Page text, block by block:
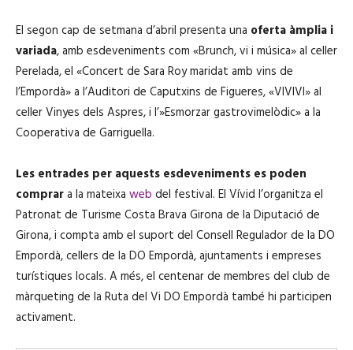
El segon cap de setmana d’abril presenta una oferta àmplia i
variada, amb esdeveniments com «Brunch, vi i música» al celler
Perelada, el «Concert de Sara Roy maridat amb vins de
l’Empordà» a l’Auditori de Caputxins de Figueres, «VIVIVI» al
celler Vinyes dels Aspres, i l’»Esmorzar gastrovimelòdic» a la
Cooperativa de Garriguella.
Les entrades per aquests esdeveniments es poden
comprara la mateixa web del festival. El Vívid l’organitza el
Patronat de Turisme Costa Brava Girona de la Diputació de
Girona, i compta amb el suport del Consell Regulador de la DO
Empordà, cellers de la DO Empordà, ajuntaments i empreses
turístiques locals. A més, el centenar de membres del club de
màrqueting de la Ruta del Vi DO Empordà també hi participen
activament.